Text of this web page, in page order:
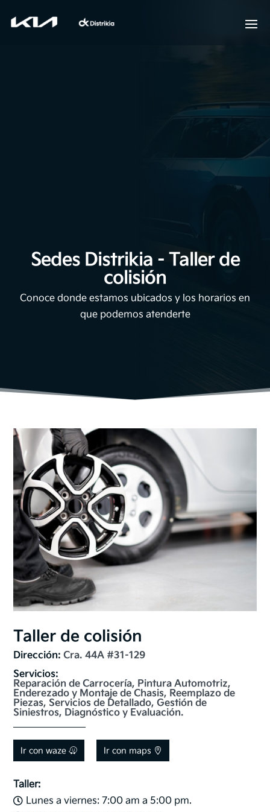
Sedes Distrikia - Taller de
colisión
Conoce donde estamos ubicados y los horarios en
que podemos atenderte
Taller de colisión
Dirección: Cra. 44A #31-129
Servicios:
Reparación de Carrocería, Pintura Automotriz,
Enderezado y Montaje de Chasis, Reemplazo de
Piezas, Servicios de Detallado, Gestión de
Siniestros, Diagnóstico y Evaluación.
Ir con waze Ir con maps
Taller:
 Lunes a viernes: 7:00 am a 5:00 pm.